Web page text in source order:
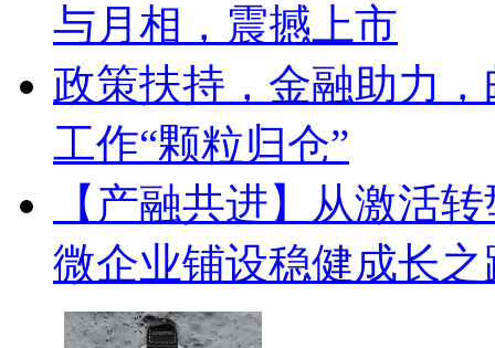
与月相，震撼上市
政策扶持，金融助力
工作“颗粒归仓”
【产融共进】从激活
微企业铺设稳健成长之